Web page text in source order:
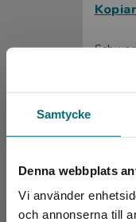
Samtycke
Denna webbplats
Vi använder
och annonserna till
Exkl.